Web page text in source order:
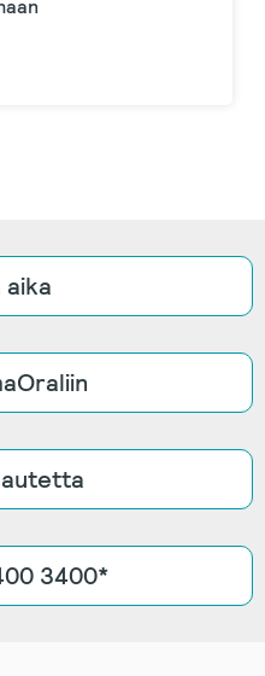
aika
3400*